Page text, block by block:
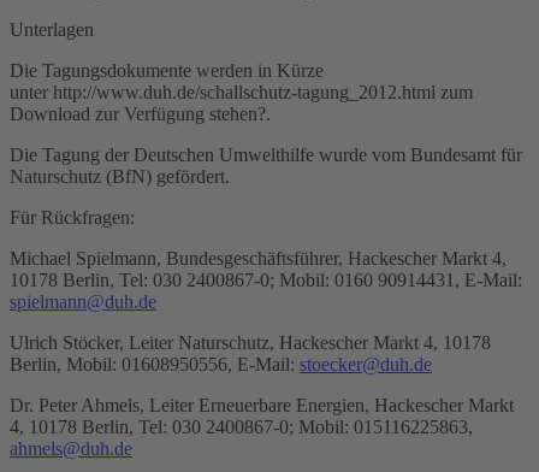
Unterlagen
Die Tagungsdokumente werden in Kürze
unter http://www.duh.de/schallschutz-tagung_2012.html zum
Download zur Verfügung stehen?.
Die Tagung der Deutschen Umwelthilfe wurde vom Bundesamt für
Naturschutz (BfN) gefördert.
Für Rückfragen:
Michael Spielmann, Bundesgeschäftsführer, Hackescher Markt 4,
10178 Berlin, Tel: 030 2400867-0; Mobil: 0160 90914431, E-Mail:
spielmann@duh.de
Ulrich Stöcker, Leiter Naturschutz, Hackescher Markt 4, 10178
Berlin, Mobil: 01608950556, E-Mail: stoecker@duh.de
Dr. Peter Ahmels, Leiter Erneuerbare Energien, Hackescher Markt
4, 10178 Berlin, Tel: 030 2400867-0; Mobil: 015116225863,
ahmels@duh.de